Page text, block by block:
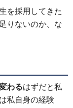
を採用してきた
りないのか、な
わるはずだと私
私自身の経験